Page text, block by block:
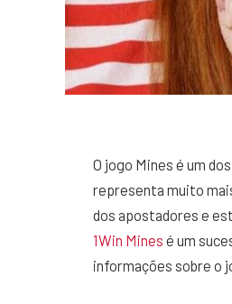
O jogo Mines é um
representa muito
dos apostadores e
1Win Mines é um
informações sobre o